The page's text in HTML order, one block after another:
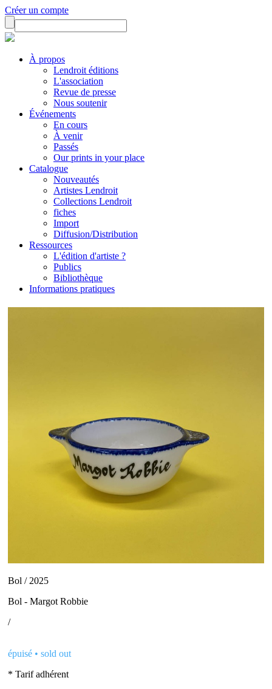
Créer un compte
À propos
Lendroit éditions
L'association
Revue de presse
Nous soutenir
Événements
En cours
À venir
Passés
Our prints in your place
Catalogue
Nouveautés
Artistes Lendroit
Collections Lendroit
fiches
Import
Diffusion/Distribution
Ressources
L'édition d'artiste ?
Publics
Bibliothèque
Informations pratiques
Bol / 2025
Bol - Margot Robbie
/
épuisé • sold out
* Tarif adhérent